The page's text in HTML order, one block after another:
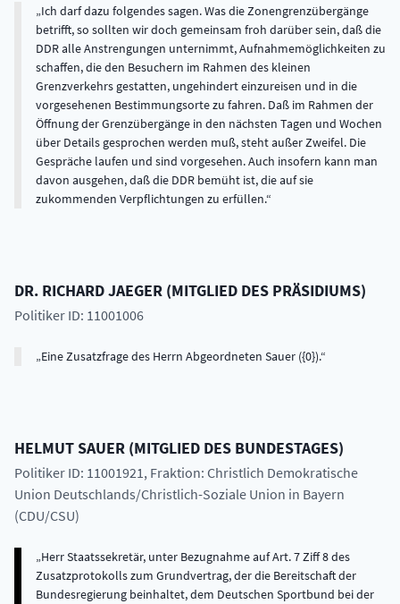
Ich darf dazu folgendes sagen. Was die Zonengrenzübergänge
betrifft, so sollten wir doch gemeinsam froh darüber sein, daß die
DDR alle Anstrengungen unternimmt, Aufnahmemöglichkeiten zu
schaffen, die den Besuchern im Rahmen des kleinen
Grenzverkehrs gestatten, ungehindert einzureisen und in die
vorgesehenen Bestimmungsorte zu fahren. Daß im Rahmen der
Öffnung der Grenzübergänge in den nächsten Tagen und Wochen
über Details gesprochen werden muß, steht außer Zweifel. Die
Gespräche laufen und sind vorgesehen. Auch insofern kann man
davon ausgehen, daß die DDR bemüht ist, die auf sie
zukommenden Verpflichtungen zu erfüllen.
DR. RICHARDJAEGER (MITGLIED DES PRÄSIDIUMS)
Politiker ID: 11001006
Eine Zusatzfrage des Herrn Abgeordneten Sauer ({0}).
HELMUTSAUER (MITGLIED DES BUNDESTAGES)
Politiker ID: 11001921, Fraktion: Christlich Demokratische
Union Deutschlands/Christlich-Soziale Union in Bayern
(CDU/CSU)
Herr Staatssekretär, unter Bezugnahme auf Art. 7 Ziff 8 des
Zusatzprotokolls zum Grundvertrag, der die Bereitschaft der
Bundesregierung beinhaltet, dem Deutschen Sportbund bei der